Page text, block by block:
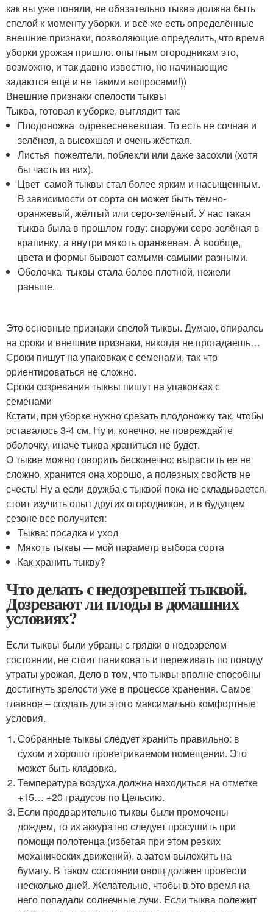
как вы уже поняли, не обязательно тыква должна быть
спелой к моменту уборки. и всё же есть определённые
внешние признаки, позволяющие определить, что время
уборки урожая пришло. опытным огородникам это,
возможно, и так давно известно, но начинающие
задаются ещё и не такими вопросами!))
Внешние признаки спелости тыквы
Тыква, готовая к уборке, выглядит так:
Плодоножка одревесневевшая. То есть не сочная и
зелёная, а высохшая и очень жёсткая.
Листья пожелтели, поблекли или даже засохли (хотя
бы часть из них).
Цвет самой тыквы стал более ярким и насыщенным.
В зависимости от сорта он может быть тёмно-
оранжевый, жёлтый или серо-зелёный. У нас такая
тыква была в прошлом году: снаружи серо-зелёная в
крапинку, а внутри мякоть оранжевая. А вообще,
цвета и формы бывают самыми-самыми разными.
Оболочка тыквы стала более плотной, нежели
раньше.
Это основные признаки спелой тыквы. Думаю, опираясь
на сроки и внешние признаки, никогда не прогадаешь…
Сроки пишут на упаковках с семенами, так что
ориентироваться не сложно.
Сроки созревания тыквы пишут на упаковках с
семенами
Кстати, при уборке нужно срезать плодоножку так, чтобы
оставалось 3-4 см. Ну и, конечно, не повреждайте
оболочку, иначе тыква храниться не будет.
О тыкве можно говорить бесконечно: вырастить ее не
сложно, хранится она хорошо, а полезных свойств не
счесть! Ну а если дружба с тыквой пока не складывается,
стоит изучить опыт других огородников, и в будущем
сезоне все получится:
Тыква: посадка и уход
Мякоть тыквы — мой параметр выбора сорта
Как хранить тыкву?
Что делать с недозревшей тыквой.
Дозревают ли плоды в домашних
условиях?
Если тыквы были убраны с грядки в недозрелом
состоянии, не стоит паниковать и переживать по поводу
утраты урожая. Дело в том, что тыквы вполне способны
достигнуть зрелости уже в процессе хранения. Самое
главное – создать для этого максимально комфортные
условия.
Собранные тыквы следует хранить правильно: в
сухом и хорошо проветриваемом помещении. Это
может быть кладовка.
Температура воздуха должна находиться на отметке
+15… +20 градусов по Цельсию.
Если предварительно тыквы были промочены
дождем, то их аккуратно следует просушить при
помощи полотенца (избегая при этом резких
механических движений), а затем выложить на
бумагу. В таком состоянии овощ должен провести
несколько дней. Желательно, чтобы в это время на
него попадали солнечные лучи. Если тыква полежит